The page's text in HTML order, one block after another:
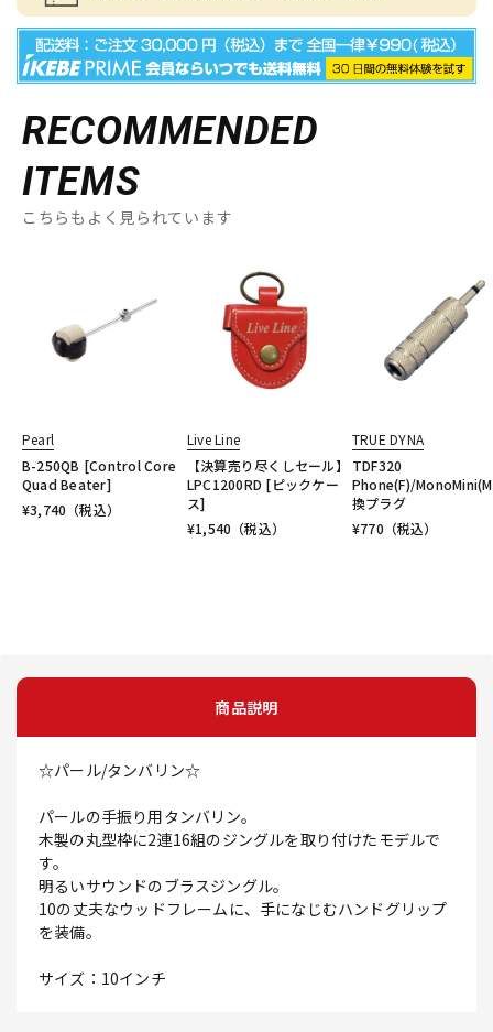
RECOMMENDED
ITEMS
こちらもよく見られています
Pearl
B-250QB [Control Core
Quad Beater]
¥3,740 （税込）
Live Line
【決算売り尽くしセール】
LPC1200RD [ピックケー
ス]
¥1,540 （税込）
TRUE DYNA
TDF320
Phone(F)/
換プラグ
¥770 （税込）
商品説明
☆パール/タンバリン☆
パールの手振り用タンバリン。
木製の丸型枠に2連16組のジングルを取り付けたモデルで
す。
明るいサウンドのブラスジングル。
10の丈夫なウッドフレームに、手になじむハンドグリップ
を装備。
サイズ：10インチ